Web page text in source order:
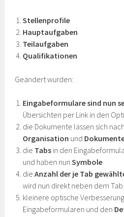
Stellenprofile
Hauptaufgaben
Teilaufgaben
Qualifikationen
Geändert wurden:
Eingabeformulare sind nun
Übersichten per Link in den
die Dokumente lassen sich
Organisation und
die Tabs in den
und haben nunSymbole
dieAnzahl der je Tab
wird nun direkt neben dem
kleinere optische
Eingabeformularen und den